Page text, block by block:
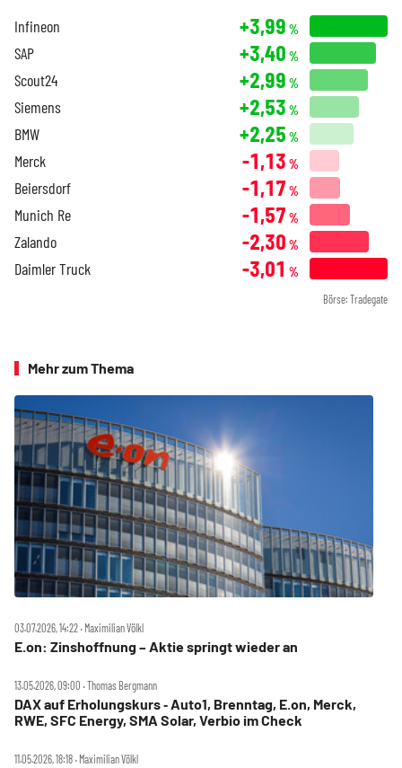
Infineon +3,99 %
SAP +3,40 %
Scout24 +2,99 %
Siemens +2,53 %
BMW +2,25 %
Merck -1,13 %
Beiersdorf -1,17 %
Munich Re -1,57 %
Zalando -2,30 %
Daimler Truck -3,01 %
Börse: Tradegate
Mehr zum Thema
03.07.2026, 14:22 ‧ Maximilian Völkl
E.on: Zinshoffnung – Aktie springt wieder an
13.05.2026, 09:00 ‧ Thomas Bergmann
DAX auf Erholungskurs ‑ Auto1, Brenntag, E.on, Merck,
RWE, SFC Energy, SMA Solar, Verbio im Check
11.05.2026, 18:18 ‧ Maximilian Völkl